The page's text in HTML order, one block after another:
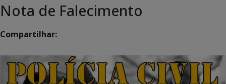
Nota de Falecimento
Compartilhar: